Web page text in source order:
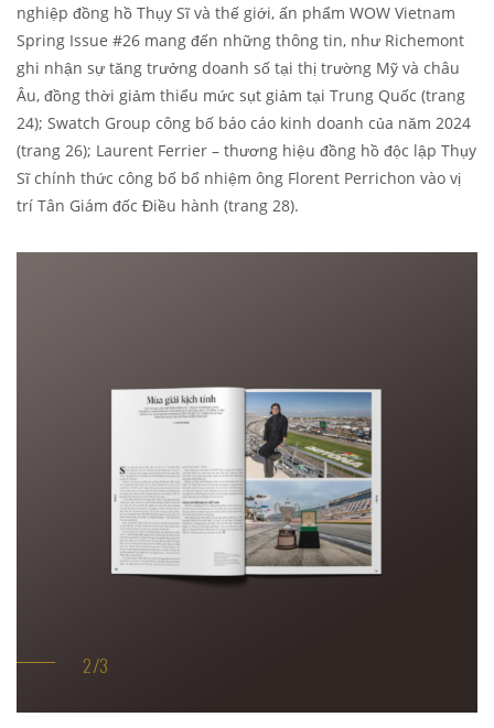
nghiệp đồng hồ Thụy Sĩ và thế giới, ấn phẩm WOW Vietnam
Spring Issue #26 mang đến những thông tin, như Richemont
ghi nhận sự tăng trưởng doanh số tại thị trường Mỹ và châu
Âu, đồng thời giảm thiểu mức sụt giảm tại Trung Quốc (trang
24); Swatch Group công bố báo cáo kinh doanh của năm 2024
(trang 26); Laurent Ferrier – thương hiệu đồng hồ độc lập Thụy
Sĩ chính thức công bố bổ nhiệm ông Florent Perrichon vào vị
trí Tân Giám đốc Điều hành (trang 28).